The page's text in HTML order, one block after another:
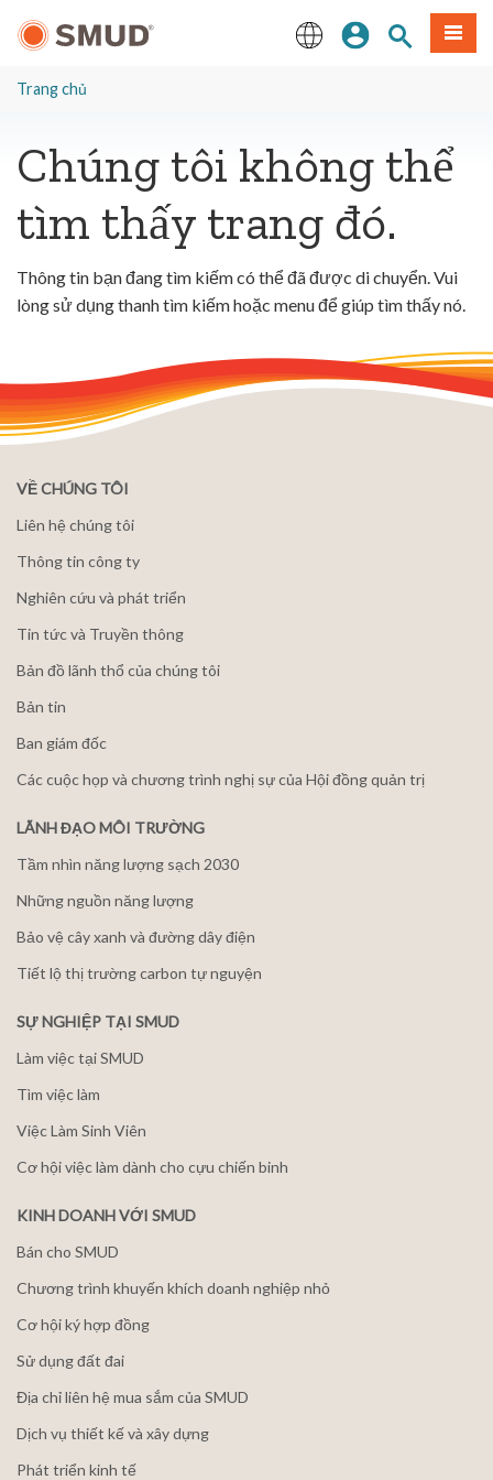
đến
dung
Đăng nhập
Tìm trangThực
Trang chủ
Chúng tôi không thể
tìm thấy trang đó.
Thông tin bạn đang tìm kiếm có thể đã được di chuyển. Vui
lòng sử dụng thanh tìm kiếm hoặc menu để giúp tìm thấy nó.
VỀ CHÚNG TÔI
Liên hệ chúng tôi
Thông tin công ty
Nghiên cứu và phát triển
Tin tức và Truyền thông
Bản đồ lãnh thổ của chúng tôi
Bản tin
Ban giám đốc
Các cuộc họp và chương trình nghị sự của Hội đồng quản trị
LÃNH ĐẠO MÔI TRƯỜNG
Tầm nhìn năng lượng sạch 2030
Những nguồn năng lượng
Bảo vệ cây xanh và đường dây điện
Tiết lộ thị trường carbon tự nguyện
SỰ NGHIỆP TẠI SMUD
Làm việc tại SMUD
Tìm việc làm
Việc Làm Sinh Viên
Cơ hội việc làm dành cho cựu chiến binh
KINH DOANH VỚI SMUD
Bán cho SMUD
Chương trình khuyến khích doanh nghiệp nhỏ
Cơ hội ký hợp đồng
Sử dụng đất đai
Địa chỉ liên hệ mua sắm của SMUD
Dịch vụ thiết kế và xây dựng
Phát triển kinh tế